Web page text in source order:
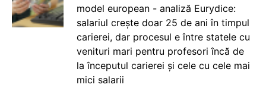
model european - analiză Eurydice:
salariul crește doar 25 de ani în timpul
carierei, dar procesul e între statele cu
venituri mari pentru profesori încă de
la începutul carierei și cele cu cele mai
mici salarii